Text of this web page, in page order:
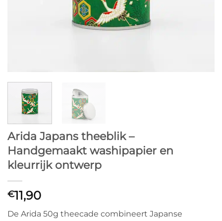
Arida Japans theeblik –
Handgemaakt washipapier en
kleurrijk ontwerp
€11,90
De Arida 50g theecade combineert Japanse